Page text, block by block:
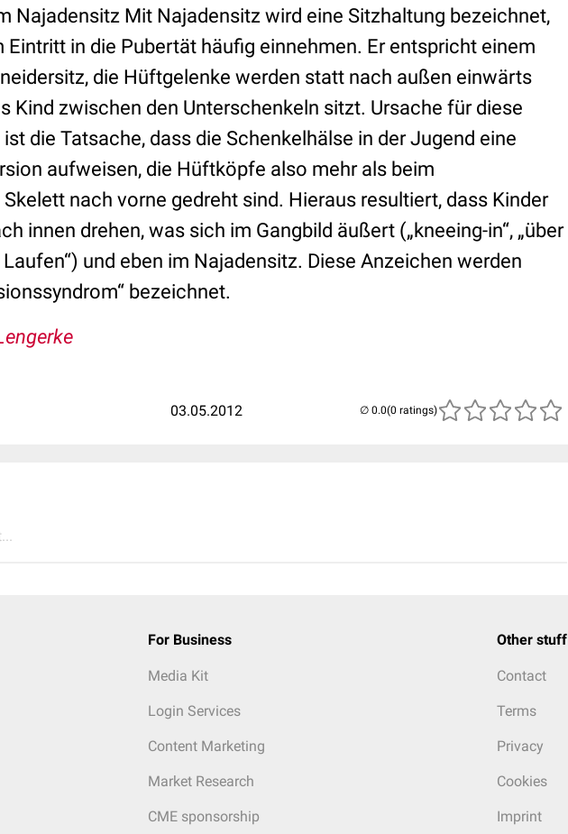
Najadensitz Mit Najadensitz wird eine Sitzhaltung bezeichnet,
Eintritt in die Pubertät häufig einnehmen. Er entspricht einem
die Hüftgelenke werden statt nach außen einwärts
Kind zwischen den Unterschenkeln sitzt. Ursache für diese
die Tatsache, dass die Schenkelhälse in der Jugend eine
aufweisen, die Hüftköpfe also mehr als beim
nach vorne gedreht sind. Hieraus resultiert, dass Kinder
innen drehen, was sich im Gangbild äußert („kneeing-in“, „über
und eben im Najadensitz. Diese Anzeichen werden
bezeichnet.
03.05.2012 (0 ratings)
For Business
Media Kit
Login Services
Content Marketing
Market Research
CME sponsorship
Other stuff
Contact
Terms
Privacy
Cookies
Imprint